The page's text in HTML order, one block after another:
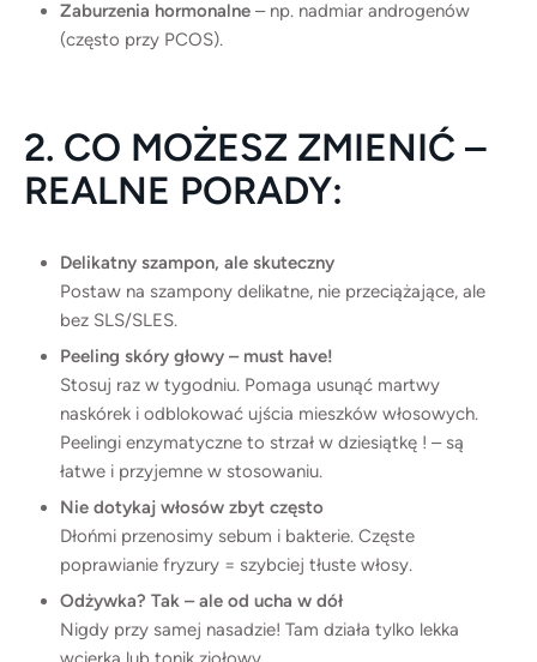
Zaburzenia hormonalne – np. nadmiar androgenów
(często przy PCOS).
2. CO MOŻESZ ZMIENIĆ –
REALNE PORADY:
Delikatny szampon, ale skuteczny
Postaw na szampony delikatne, nie przeciążające, ale
bez SLS/SLES.
Peeling skóry głowy – must have!
Stosuj raz w tygodniu. Pomaga usunąć martwy
naskórek i odblokować ujścia mieszków włosowych.
Peelingi enzymatyczne to strzał w dziesiątkę ! – są
łatwe i przyjemne w stosowaniu.
Nie dotykaj włosów zbyt często
Dłońmi przenosimy sebum i bakterie. Częste
poprawianie fryzury = szybciej tłuste włosy.
Odżywka? Tak – ale od ucha w dół
Nigdy przy samej nasadzie! Tam działa tylko lekka